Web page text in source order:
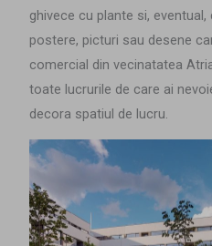
ghivece cu plante si,
postere, picturi sau desene
comercial din vecinatatea
toate lucrurile de care ai
decora spatiul de lucru.